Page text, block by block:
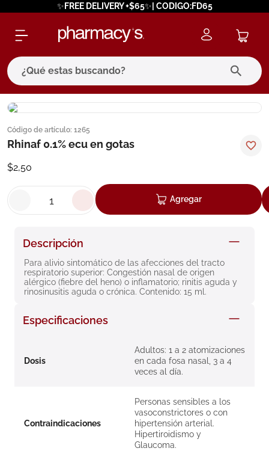
✨FREE DELIVERY +$65✨| CODIGO:FD65
¿Qué estas buscando?
Código de artículo: 1265
Rhinaf 0.1% ecu en gotas
$2,50
Agregar
Descripción
Para alivio sintomático de las afecciones del tracto
respiratorio superior: Congestión nasal de origen
alérgico (fiebre del heno) o inflamatorio; rinitis aguda y
rinosinusitis aguda o crónica. Contenido: 15 ml.
Especificaciones
Dosis
Adultos: 1 a 2 atomizaciones
en cada fosa nasal, 3 a 4
veces al día.
Contraindicaciones
Personas sensibles a los
vasoconstrictores o con
hipertensión arterial.
Hipertiroidismo y
Glaucoma.
términos más buscados
1. eucerin
pilexil
5. cerave
6 degraler
7. megacistin
8. roche posay
10.neumoflux